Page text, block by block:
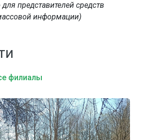
для представителей средств
информации)
филиалы